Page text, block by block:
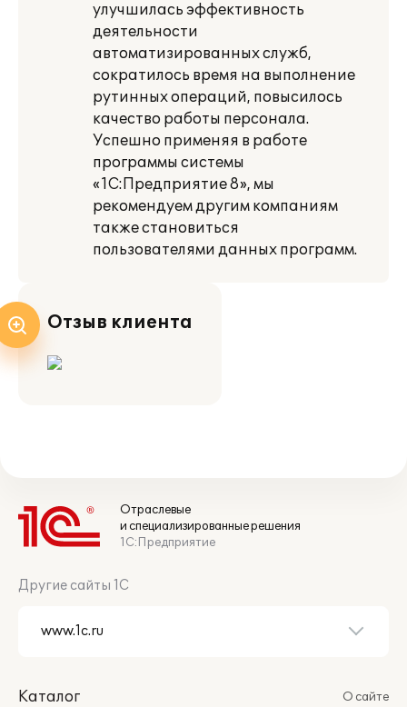
улучшилась эффективность
деятельности
автоматизированных служб,
сократилось время на выполнение
рутинных операций, повысилось
качество работы персонала.
Успешно применяя в работе
программы системы
«1С:Предприятие 8», мы
рекомендуем другим компаниям
также становиться
пользователями данных программ.
Отзыв клиента
Отраслевые
и специализированные решения
1С:Предприятие
Другие сайты 1С
Каталог
О сайте